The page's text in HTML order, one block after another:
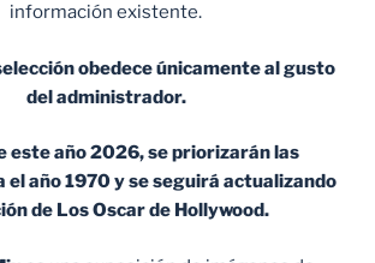
información existente.
obedece únicamente al gusto
del administrador.
este año 2026, se priorizarán las
el año 1970 y se seguirá actualizando
de Los Oscar de Hollywood.